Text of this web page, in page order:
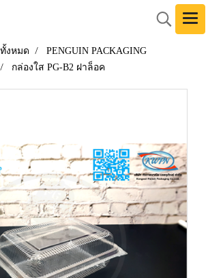
งหมด
PENGUIN PACKAGING
กล่องใส PG-B2 ฝาล็อค